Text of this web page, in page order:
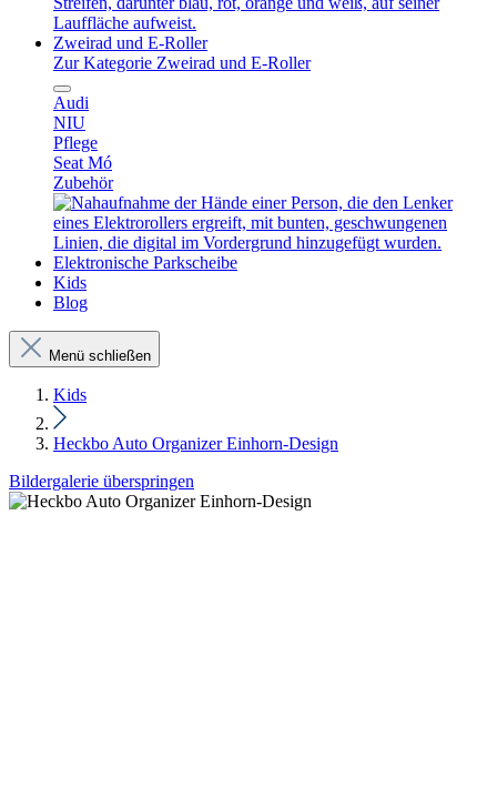
Zweirad und E-Roller
Zur Kategorie Zweirad und E-Roller
Audi
NIU
Pflege
Seat Mó
Zubehör
Elektronische Parkscheibe
Kids
Blog
Menü schließen
Kids
Heckbo Auto Organizer Einhorn-Design
Bildergalerie überspringen